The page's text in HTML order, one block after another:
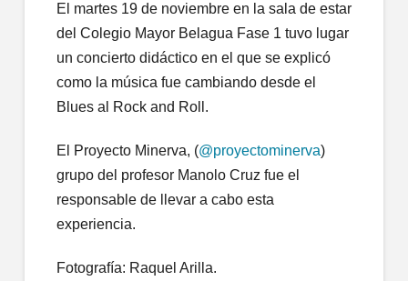
El martes 19 de noviembre en la sala de estar
del Colegio Mayor Belagua Fase 1 tuvo lugar
un concierto didáctico en el que se explicó
como la música fue cambiando desde el
Blues al Rock and Roll.
El Proyecto Minerva, (@proyectominerva)
grupo del profesor Manolo Cruz fue el
responsable de llevar a cabo esta
experiencia.
Fotografía: Raquel Arilla.